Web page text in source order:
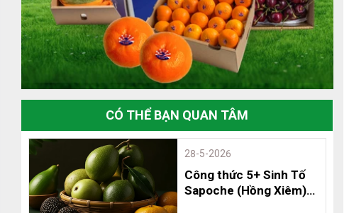
CÓ THỂ BẠN QUAN TÂM
28-5-2026
Công thức 5+ Sinh Tố
Sapoche (Hồng Xiêm)